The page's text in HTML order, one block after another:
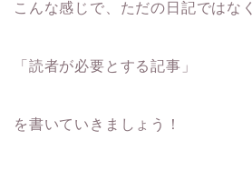
こんな感じで、ただの日記ではなく
「読者が必要とする記事」
を書いていきましょう！